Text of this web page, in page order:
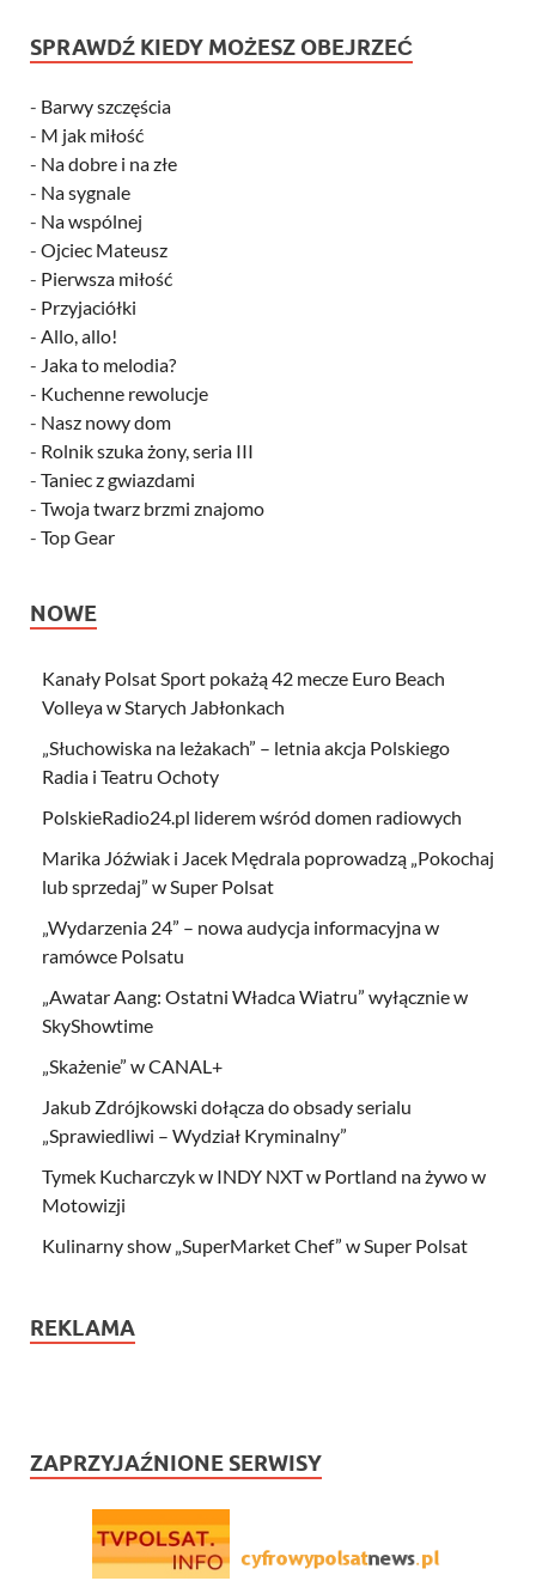
SPRAWDŹ KIEDY MOŻESZ OBEJRZEĆ
- Barwy szczęścia
- M jak miłość
- Na dobre i na złe
- Na sygnale
- Na wspólnej
- Ojciec Mateusz
- Pierwsza miłość
- Przyjaciółki
- Allo, allo!
- Jaka to melodia?
- Kuchenne rewolucje
- Nasz nowy dom
- Rolnik szuka żony, seria III
- Taniec z gwiazdami
- Twoja twarz brzmi znajomo
- Top Gear
NOWE
Kanały Polsat Sport pokażą 42 mecze Euro Beach
Volleya w Starych Jabłonkach
„Słuchowiska na leżakach” – letnia akcja Polskiego
Radia i Teatru Ochoty
PolskieRadio24.pl liderem wśród domen radiowych
Marika Jóźwiak i Jacek Mędrala poprowadzą „Pokochaj
lub sprzedaj” w Super Polsat
„Wydarzenia 24” – nowa audycja informacyjna w
ramówce Polsatu
„Awatar Aang: Ostatni Władca Wiatru” wyłącznie w
SkyShowtime
„Skażenie” w CANAL+
Jakub Zdrójkowski dołącza do obsady serialu
„Sprawiedliwi – Wydział Kryminalny”
Tymek Kucharczyk w INDY NXT w Portland na żywo w
Motowizji
Kulinarny show „SuperMarket Chef” w Super Polsat
REKLAMA
ZAPRZYJAŹNIONE SERWISY